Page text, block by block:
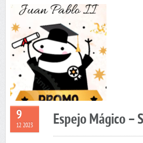
9
12 2023 Espejo Mágico –